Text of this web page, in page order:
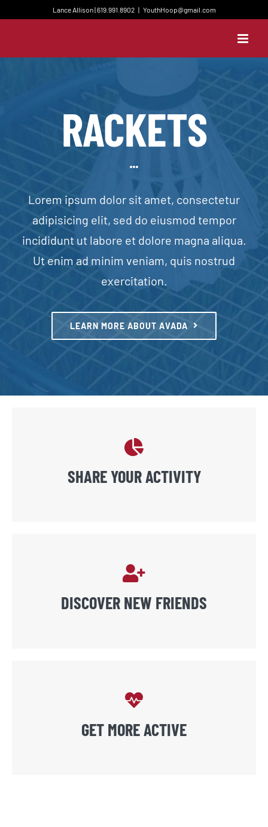
Lance Allison | 619.991.8902 | YouthHoop@gmail.com
RACKETS
Lorem ipsum dolor sit amet, consectetur
adipisicing elit, sed do eiusmod tempor
incididunt ut labore et dolore magna aliqua.
Ut enim ad minim veniam, quis nostrud
exercitation.
LEARN MORE ABOUT AVADA
SHARE YOUR ACTIVITY
DISCOVER NEW FRIENDS
GET MORE ACTIVE